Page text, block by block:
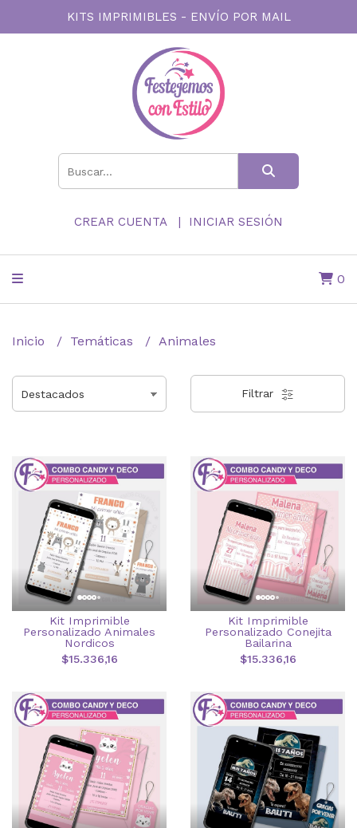
KITS IMPRIMIBLES - ENVÍO POR MAIL
CREAR CUENTA INICIAR SESIÓN
0
Inicio Temáticas Animales
Filtrar
Kit Imprimible
Personalizado Animales
Nordicos
$15.336,16
Kit Imprimible
Personalizado Conejita
Bailarina
$15.336,16